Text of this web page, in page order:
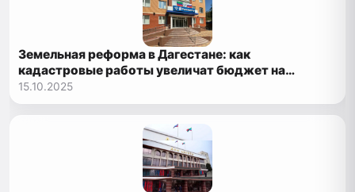
Земельная реформа в Дагестане: как
кадастровые работы увеличат бюджет на
миллиарды
15.10.2025